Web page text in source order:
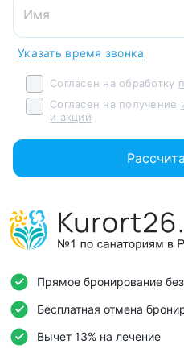
Указать время звонка
Согласен на обработку
Согласен на получение
и акций
Прямое бронирование
Бесплатная отмена
Вычет 13% на лечение